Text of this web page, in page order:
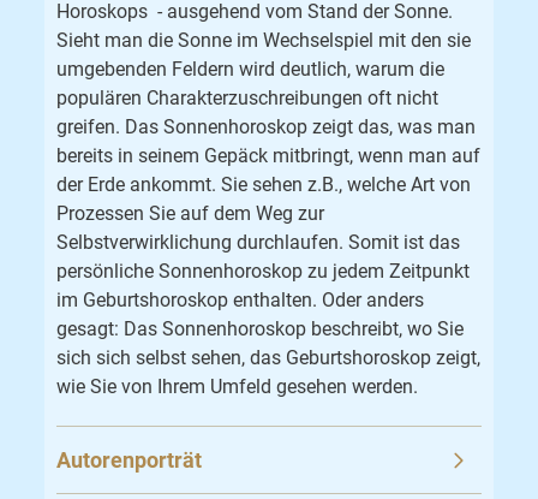
Horoskops - ausgehend vom Stand der Sonne.
Sieht man die Sonne im Wechselspiel mit den sie
umgebenden Feldern wird deutlich, warum die
populären Charakterzuschreibungen oft nicht
greifen. Das Sonnenhoroskop zeigt das, was man
bereits in seinem Gepäck mitbringt, wenn man auf
der Erde ankommt. Sie sehen z.B., welche Art von
Prozessen Sie auf dem Weg zur
Selbstverwirklichung durchlaufen. Somit ist das
persönliche Sonnenhoroskop zu jedem Zeitpunkt
im Geburtshoroskop enthalten. Oder anders
gesagt: Das Sonnenhoroskop beschreibt, wo Sie
sich sich selbst sehen, das Geburtshoroskop zeigt,
wie Sie von Ihrem Umfeld gesehen werden.
Autorenporträt